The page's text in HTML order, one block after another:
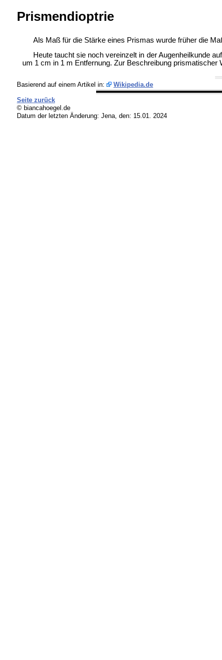
Prismendioptrie
Als Maß für die Stärke eines Prismas wurde früher die
Heute taucht sie noch vereinzelt in der Augenheilkunde
um 1 cm in 1 m Entfernung. Zur Beschreibung prismatischer
Basierend auf einem Artikel in: Wikipedia.de
Seite zurück
© biancahoegel.de
Datum der letzten Änderung: Jena, den: 15.01. 2024